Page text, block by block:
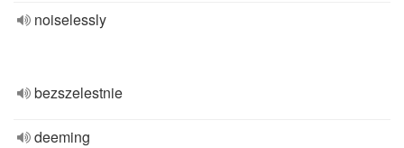
noiselessly
bezszelestnie
deeming